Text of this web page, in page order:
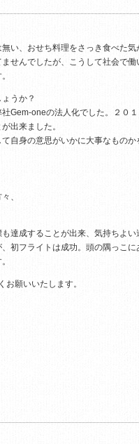
い、おせち料理をさっき食べた
せんでしたが、こうして社会で
うか？
Gem-oneの法人化でした。２０
出来ました。
自身の意思がいかに大事なもの
、
達成することが出来、気持ちよ
初フライトは成功。頭の隅っこ
願いいたします。